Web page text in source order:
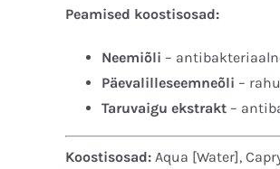
Peamised koostisosad:
Neemiõli –
Päevalilleseemneõli –
Taruvaigu ekstrakt–
Koostisosad:Aqua [Water],